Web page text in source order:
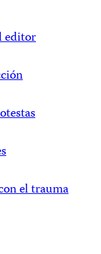
editor
el trauma